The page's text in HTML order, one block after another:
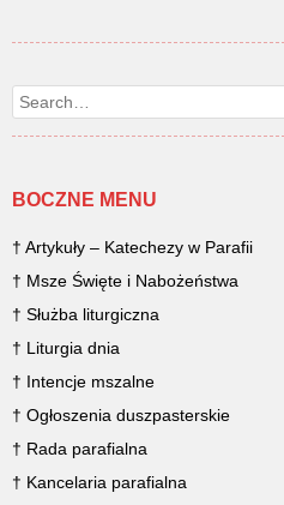
Search
BOCZNE MENU
† Artykuły – Katechezy w Parafii
† Msze Święte i Nabożeństwa
† Służba liturgiczna
† Liturgia dnia
† Intencje mszalne
† Ogłoszenia duszpasterskie
† Rada parafialna
† Kancelaria parafialna